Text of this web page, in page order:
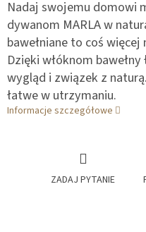
Nadaj swojemu domowi
dywanom MARLA w
bawełniane to coś
Dzięki włóknom
wygląd i związek z
łatwe w utrzymaniu.
Informacje szczegółowe
ZADAJ PYTANIE